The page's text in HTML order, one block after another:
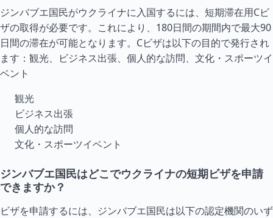
ジンバブエ国民がウクライナに入国するには、短期滞在用Cビ
ザの取得が必要です。これにより、180日間の期間内で最大90
日間の滞在が可能となります。Cビザは以下の目的で発行され
ます：観光、ビジネス出張、個人的な訪問、文化・スポーツイ
ベント
観光
ビジネス出張
個人的な訪問
文化・スポーツイベント
ジンバブエ国民はどこでウクライナの短期ビザを申請
できますか？
ビザを申請するには、ジンバブエ国民は以下の認定機関のいず